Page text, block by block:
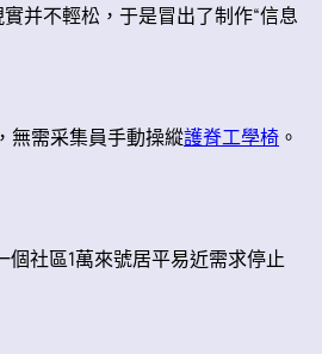
并不輕松，于是冒出了制作“信息
無需采集員手動操縱護脊工學椅 。
社區1萬來號居平易近需求停止